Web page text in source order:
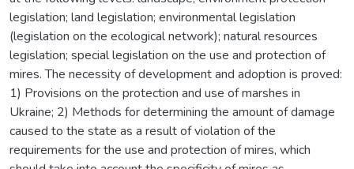
legislation; land legislation; environmental legislation
(legislation on the ecological network); natural resources
legislation; special legislation on the use and protection of
mires. The necessity of development and adoption is proved:
1) Provisions on the protection and use of marshes in
Ukraine; 2) Methods for determining the amount of damage
caused to the state as a result of violation of the
requirements for the use and protection of mires, which